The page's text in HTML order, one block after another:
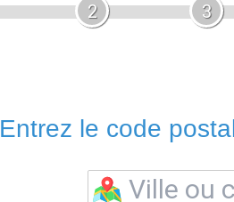
2 3
Entrez le code